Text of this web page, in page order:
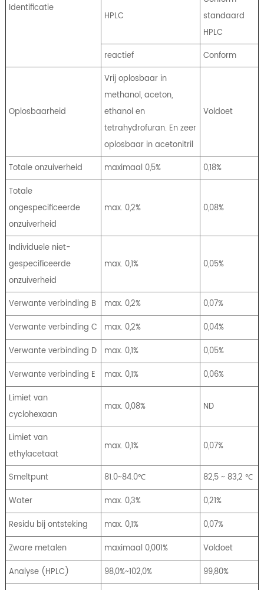
Identificatie
HPLC
standaard
HPLC
reactief
Conform
Oplosbaarheid
Vrij oplosbaar in
methanol, aceton,
ethanol en
tetrahydrofuran. En zeer
oplosbaar in acetonitril
Voldoet
Totale onzuiverheid maximaal 0,5%
0,18%
Totale
ongespecificeerde
onzuiverheid
max. 0,2% 0,08%
Individuele niet-
gespecificeerde
onzuiverheid
max. 0,1% 0,05%
Verwante verbinding B max. 0,2%
0,07%
Verwante verbinding C
max. 0,2%
0,04%
Verwante verbinding D
max. 0,1%
0,05%
Verwante verbinding E
max. 0,1%
0,06%
Limiet van
cyclohexaan
max. 0,08% ND
Limiet van
ethylacetaat
max. 0,1% 0,07%
Smeltpunt 81.0~84.0℃
82,5 ~ 83,2 ℃
Water
max. 0,3%
0,21%
Residu bij ontsteking
max. 0,1%
0,07%
Zware metalen
maximaal 0,001%
Voldoet
Analyse (HPLC)
98,0%~102,0%
99,80%